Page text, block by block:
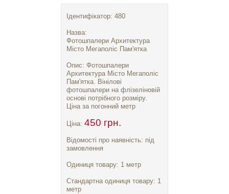
Ідентифікатор: 480
Назва:
Фотошпалери Архитектура
Місто Мегаполіс Пам'ятка
Опис: Фотошпалери
Архитектура Місто Мегаполіс
Пам'ятка. Вінілові
фотошпалери на флізеліновій
основі потрібного розміру.
Ціна за погонний метр
Ціна: 450 грн.
Відомості про наявність: під
замовлення
Одиниця товару: 1 метр
Стандартна одиниця товару: 1
метр